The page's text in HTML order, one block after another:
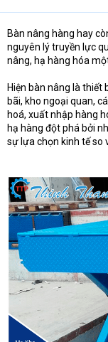
e
r
Bàn nâng hàng hay
nguyên lý truyền lực
nâng, hạ hàng hóa
Hiện bàn nâng là thiết
bãi, kho ngoại quan,
hoá, xuất nhập hàng
hạ hàng đột phá bởi
sự lựa chọn kinh tế